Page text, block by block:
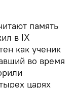
память
в IX
как ученик
во время
царях